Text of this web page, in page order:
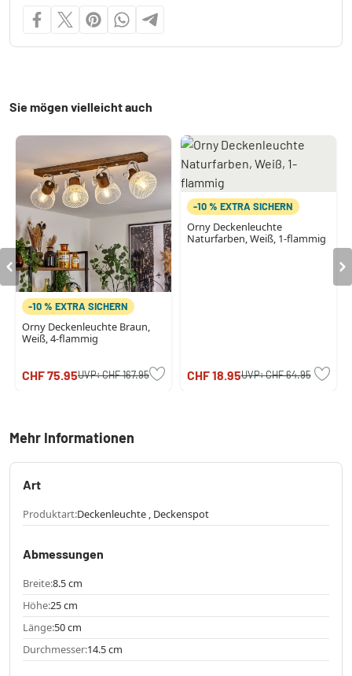
Sie mögen vielleicht auch
-10 % EXTRA SICHERN
Orny Deckenleuchte Braun,
Weiß, 4-flammig
CHF 75.95UVP:CHF 167.95
-10 % EXTRA SICHERN
Orny Deckenleuchte
Naturfarben, Weiß, 1-flammig
CHF 18.95UVP:CHF 64.95
Mehr Informationen
Art
Produktart:Deckenleuchte , Deckenspot
Abmessungen
Breite:8.5 cm
Höhe:25 cm
Länge:50 cm
Durchmesser:14.5 cm